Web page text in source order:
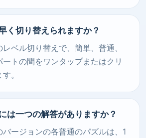
く切り替えられますか？
ベル切り替えで、簡単、普通、
トの間をワンタップまたはクリ
。
は一つの解答がありますか？
ージョンの各普通のパズルは、1